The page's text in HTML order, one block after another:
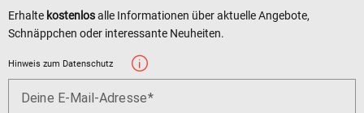
Erhalte kostenlosalle Informationen über aktuelle Angebote,
Schnäppchen oder interessante Neuheiten.
Hinweis zum Datenschutz
Deine E-Mail-Adresse